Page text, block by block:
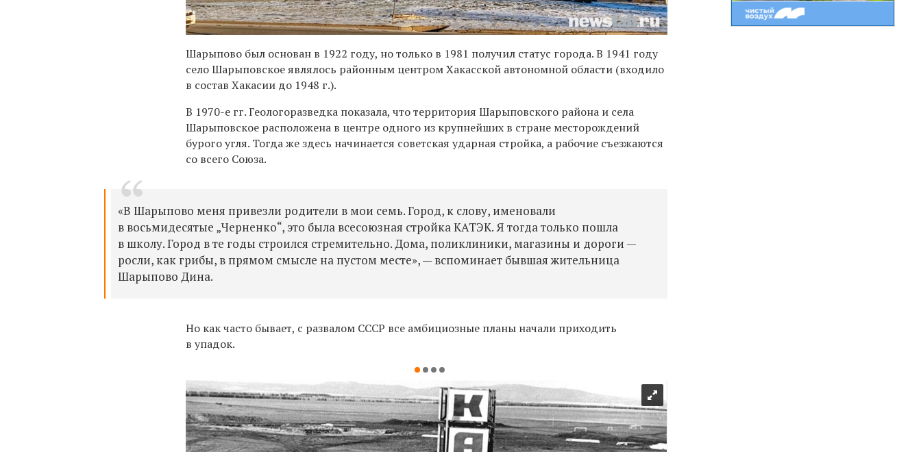
Шарыпово был основан в 1922 году, но только в 1981 получил статус города. В 1941 году
село Шарыповское являлось районным центром Хакасской автономной области (входило
в состав Хакасии до 1948 г.).
В 1970-е гг. Геологоразведка показала, что территория Шарыповского района и села
Шарыповское расположена в центре одного из крупнейших в стране месторождений
бурого угля. Тогда же здесь начинается советская ударная стройка, а рабочие съезжаются
со всего Союза.
«В Шарыпово меня привезли родители в мои семь. Город, к слову, именовали
в восьмидесятые „Черненко“, это была всесоюзная стройка КАТЭК. Я тогда только пошла
в школу.Город в те годы строился стремительно. Дома, поликлиники, магазины и дороги —
росли, как грибы, в прямом смысле на пустом месте», — вспоминает бывшая жительница
Шарыпово Дина.
Но как часто бывает, с развалом СССР все амбициозные планы начали приходить
в упадок.